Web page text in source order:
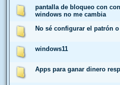
pantalla de bloqueo con
windows no me cambia
No sé configurar el patrón
windows11
Apps para ganar dinero